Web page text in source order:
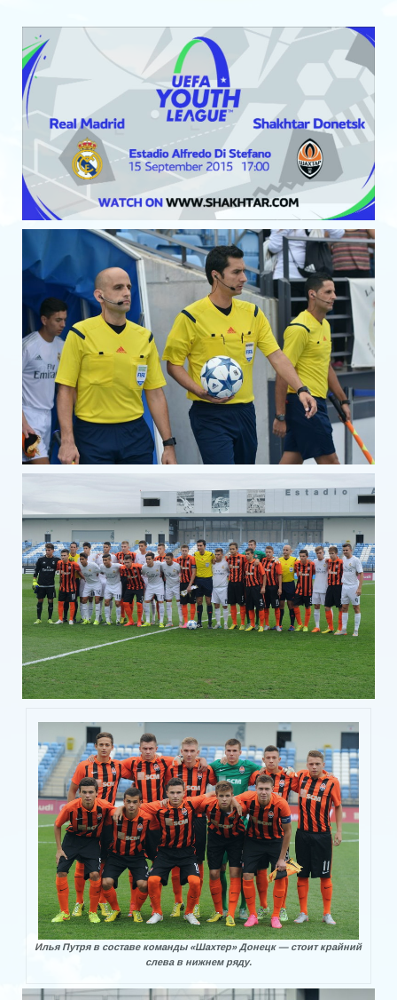
МИНИ-ФУТБОЛ
Чемпионат Украины 2019/20
Чемпионаты
Чемпионаты 90-х годов
Чемпионаты 2000-х
Чемпионат 2016
Чемпионат 2017
Чемпионат 2018
Чемпионат 2019
Чемпионат 2020
Всеукраинский турнир «Бизнес-лига»
Турнир среди силовых структур
НОВОСТИ
Американский футбол в Бердянске
Женский футбол
Маэстро в Бердянске
Мотокросс в Бердянске.
Футбол в массы
Футбол в Украине 1912 год
Футболистка из Бердянска
Правда или миф….?
ФОТОАЛЬБОМ
Фотоальбом №2
Фотоальбом №3
Фотоальбом №4
Галерея «Азовец»
Илья Путря в составе команды «Шахтер» Донецк — стоит крайний
слева в нижнем ряду.